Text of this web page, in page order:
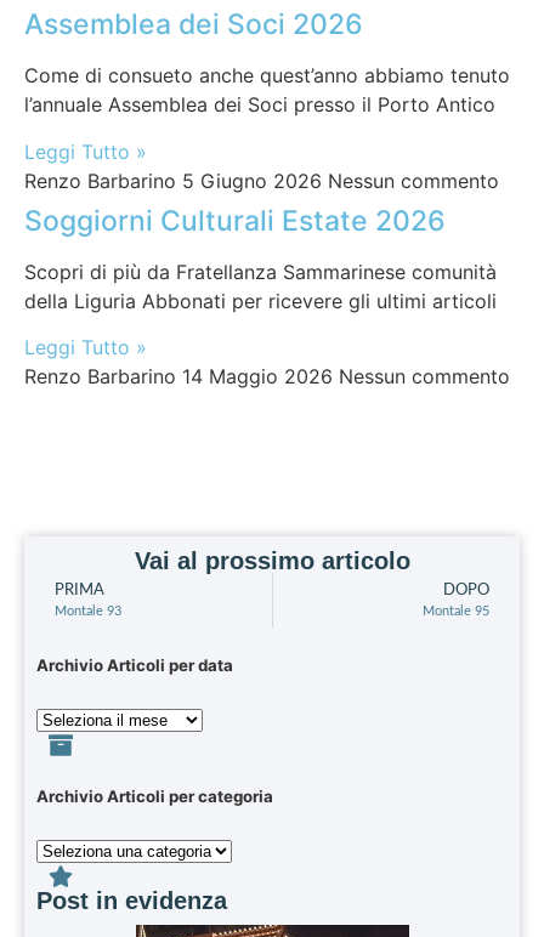
Assemblea dei Soci 2026
Come di consueto anche quest’anno abbiamo tenuto
l’annuale Assemblea dei Soci presso il Porto Antico
Leggi Tutto »
Renzo Barbarino 5 Giugno 2026 Nessun commento
Soggiorni Culturali Estate 2026
Scopri di più da Fratellanza Sammarinese comunità
della Liguria Abbonati per ricevere gli ultimi articoli
Leggi Tutto »
Renzo Barbarino 14 Maggio 2026 Nessun commento
Vai al prossimo articolo
PRIMA
Montale 93
DOPO
Montale 95
Archivio Articoli per data
Archivio Articoli per categoria
Post in evidenza